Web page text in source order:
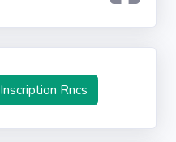
Inscription Rncs